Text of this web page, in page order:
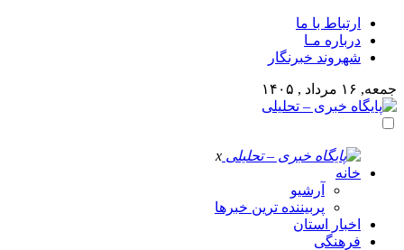
ارتباط با ما
درباره مـا
شهروند خبرنگار
جمعه, ۱۶ مرداد , ۱۴۰۵
x
خانه
آرشیو
پربیننده ترین خبرها
اخبار استان
فرهنگی